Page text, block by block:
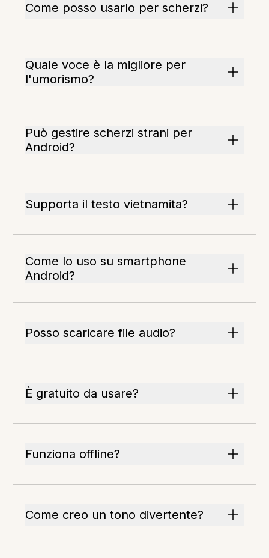
Come posso usarlo per scherzi?
Quale voce è la migliore per
l'umorismo?
Può gestire scherzi strani per
Android?
Supporta il testo vietnamita?
Come lo uso su smartphone
Android?
Posso scaricare file audio?
È gratuito da usare?
Funziona offline?
Come creo un tono divertente?